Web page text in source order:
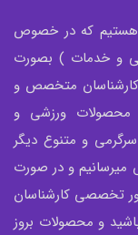
هستیم که در خصوص
و خدمات ) بصورت
متخصص و
محصولات ورزشی و
و متنوع دیگر
و در صورت
تخصصی کارشناسان
و محصولات بروز